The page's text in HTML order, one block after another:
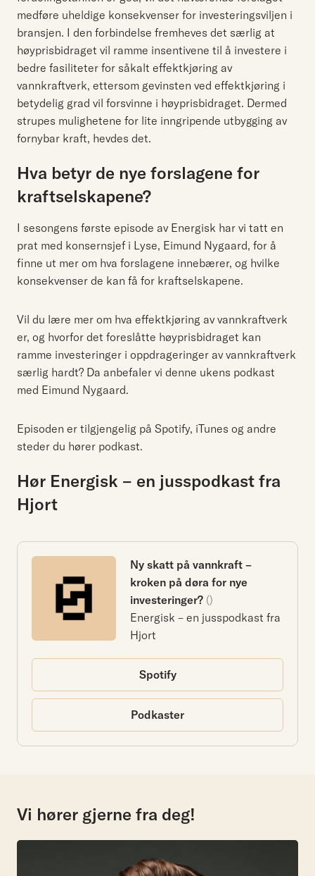
medføre uheldige konsekvenser for investeringsviljen i
bransjen. I den forbindelse fremheves det særlig at
høyprisbidraget vil ramme insentivene til å investere i
bedre fasiliteter for såkalt effektkjøring av
vannkraftverk, ettersom gevinsten ved effektkjøring i
betydelig grad vil forsvinne i høyprisbidraget. Dermed
strupes mulighetene for lite inngripende utbygging av
fornybar kraft, hevdes det.
Hva betyr de nye forslagene for
kraftselskapene?
I sesongens første episode av Energisk har vi tatt en
prat med konsernsjef i Lyse, Eimund Nygaard, for å
finne ut mer om hva forslagene innebærer, og hvilke
konsekvenser de kan få for kraftselskapene.
Vil du lære mer om hva effektkjøring av vannkraftverk
er, og hvorfor det foreslåtte høyprisbidraget kan
ramme investeringer i oppdrageringer av vannkraftverk
særlig hardt? Da anbefaler vi denne ukens podkast
med Eimund Nygaard.
Episoden er tilgjengelig på Spotify, iTunes og andre
steder du hører podkast.
Hør Energisk – en jusspodkast fra
Hjort
Ny skatt på vannkraft –
kroken på døra for nye
investeringer? ()
Energisk – en jusspodkast fra
Hjort
Spotify
Podkaster
Vi hører gjerne fra deg!